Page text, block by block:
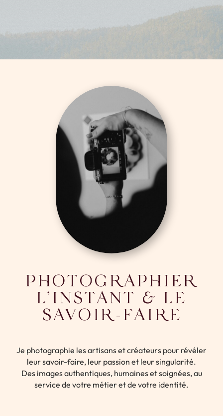
PHOTOGRAPHIER
L’INSTANT & LE
SAVOIR-FAIRE
Je photographie les artisans et créateurs pour révéler
leur savoir-faire, leur passion et leur singularité.
Des images authentiques, humaines et soignées, au
service de votre métier et de votre identité.